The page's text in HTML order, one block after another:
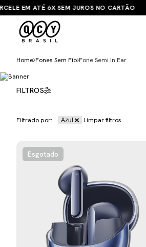
EM ATÉ 6X SEM JUROS NO CARTÃO
Home Fones Sem Fio Fone Semi In Ear
FILTROS
Filtrado por: Azul Limpar filtros
Esgotado